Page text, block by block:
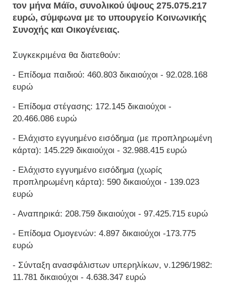
τον μήνα Μάϊο, συνολικού ύψους 275.075.217
ευρώ, σύμφωνα με το υπουργείο Κοινωνικής
Συνοχής και Οικογένειας.
Συγκεκριμένα θα διατεθούν:
- Επίδομα παιδιού: 460.803 δικαιούχοι - 92.028.168
ευρώ
- Επίδομα στέγασης: 172.145 δικαιούχοι -
20.466.086 ευρώ
- Ελάχιστο εγγυημένο εισόδημα (με προπληρωμένη
κάρτα): 145.229 δικαιούχοι - 32.988.415 ευρώ
- Ελάχιστο εγγυημένο εισόδημα (χωρίς
προπληρωμένη κάρτα): 590 δικαιούχοι - 139.023
ευρώ
- Αναπηρικά: 208.759 δικαιούχοι - 97.425.715 ευρώ
- Επίδομα Ομογενών: 4.897 δικαιούχοι -173.775
ευρώ
- Σύνταξη ανασφάλιστων υπερηλίκων, ν.1296/1982:
11.781 δικαιούχοι - 4.638.347 ευρώ